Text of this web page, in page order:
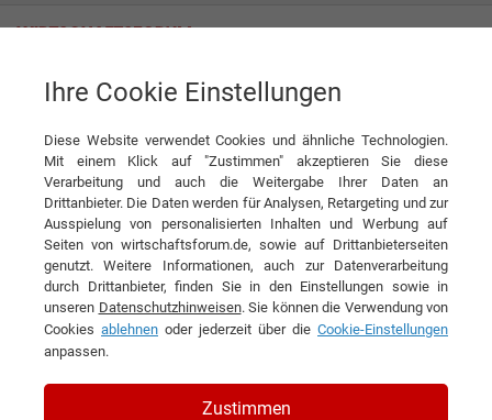
Themenwelten Schweiz
Ihre Cookie Einstellungen
Diese Website verwendet Cookies und ähnliche Technologien.
Mit einem Klick auf "Zustimmen" akzeptieren Sie diese
Verarbeitung und auch die Weitergabe Ihrer Daten an
Drittanbieter. Die Daten werden für Analysen, Retargeting und zur
Ausspielung von personalisierten Inhalten und Werbung auf
Seiten von wirtschaftsforum.de, sowie auf Drittanbieterseiten
genutzt. Weitere Informationen, auch zur Datenverarbeitung
durch Drittanbieter, finden Sie in den Einstellungen sowie in
unseren Datenschutzhinweisen. Sie können die Verwendung von
Cookies ablehnen oder jederzeit über die Cookie-Einstellungen
anpassen.
Zustimmen